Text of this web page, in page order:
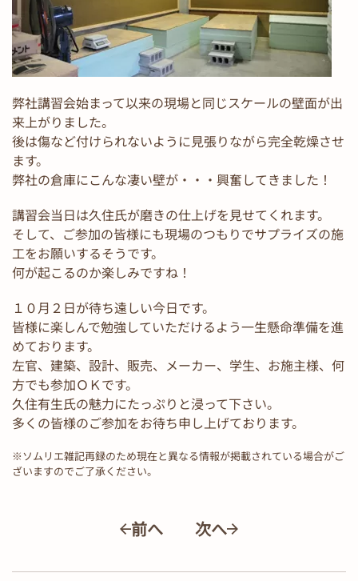
弊社講習会始まって以来の現場と同じスケールの壁面が出
来上がりました。
後は傷など付けられないように見張りながら完全乾燥させ
ます。
弊社の倉庫にこんな凄い壁が・・・興奮してきました！
講習会当日は久住氏が磨きの仕上げを見せてくれます。
そして、ご参加の皆様にも現場のつもりでサプライズの施
工をお願いするそうです。
何が起こるのか楽しみですね！
１０月２日が待ち遠しい今日です。
皆様に楽しんで勉強していただけるよう一生懸命準備を進
めております。
左官、建築、設計、販売、メーカー、学生、お施主様、何
方でも参加ＯＫです。
久住有生氏の魅力にたっぷりと浸って下さい。
多くの皆様のご参加をお待ち申し上げております。
※ソムリエ雑記再録のため現在と異なる情報が掲載されている場合がご
ざいますのでご了承ください。
前へ 次へ